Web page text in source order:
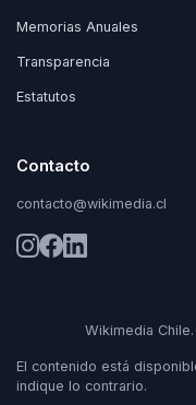
Memorias Anuales
Transparencia
Estatutos
Contacto
contacto@wikimedia.cl
Wikimedia
El contenido está
indique lo contrario.